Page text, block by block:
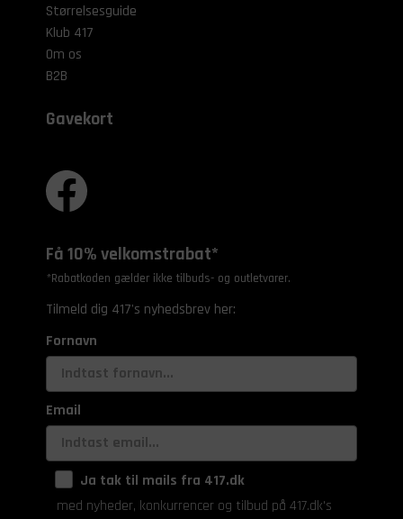
Størrelsesguide
Klub 417
Om os
B2B
Gavekort
Få 10% velkomstrabat*
*Rabatkoden gælder ikke tilbuds- og outletvarer.
Tilmeld dig 417's nyhedsbrev her:
Fornavn
Email
Ja tak til mails fra 417.dk
med nyheder, konkurrencer og tilbud på 417.dk's